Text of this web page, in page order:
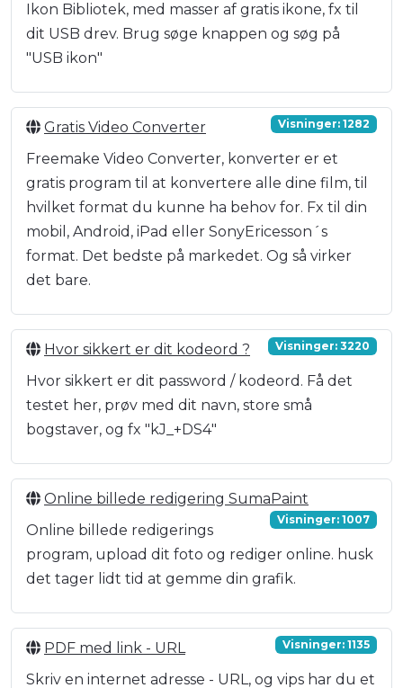
Ikon Bibliotek, med masser af gratis ikone, fx til
dit USB drev. Brug søge knappen og søg på
"USB ikon"
Gratis Video Converter Visninger: 1282
Freemake Video Converter, konverter er et
gratis program til at konvertere alle dine film, til
hvilket format du kunne ha behov for. Fx til din
mobil, Android, iPad eller SonyEricesson´s
format. Det bedste på markedet. Og så virker
det bare.
Hvor sikkert er dit kodeord ? Visninger: 3220
Hvor sikkert er dit password / kodeord. Få det
testet her, prøv med dit navn, store små
bogstaver, og fx "kJ_+DS4"
Online billede redigering SumaPaint
Visninger: 1007
Online billede redigerings
program, upload dit foto og rediger online. husk
det tager lidt tid at gemme din grafik.
PDF med link - URL Visninger: 1135
Skriv en internet adresse - URL, og vips har du et